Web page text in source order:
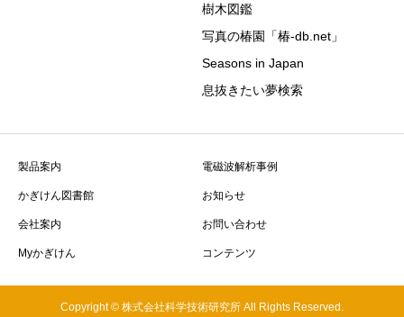
樹木図鑑
写真の椿園「椿-db.net」
Seasons in Japan
息抜きたい夢検索
製品案内 電磁波解析事例
かぎけん図書館 お知らせ
会社案内 お問い合わせ
Myかぎけん コンテンツ
Copyright © 株式会社科学技術研究所 All Rights Reserved.